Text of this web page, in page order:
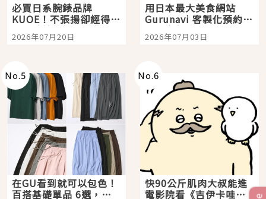
必買日系腕錶品牌
KUOE！不張揚卻經得起
時間洗鍊的經典之作五
選
2026年07月20日
用日本最大美食網站
Gurunavi 客製化預約九
大都市餐廳，打造專屬
美食體驗！
2026年07月03日
No.5
在GU看到就可以包色！
百搭基礎單品 6選，閉
No.6
快90公斤肌肉大叔能進
電影院看《吉伊卡哇》